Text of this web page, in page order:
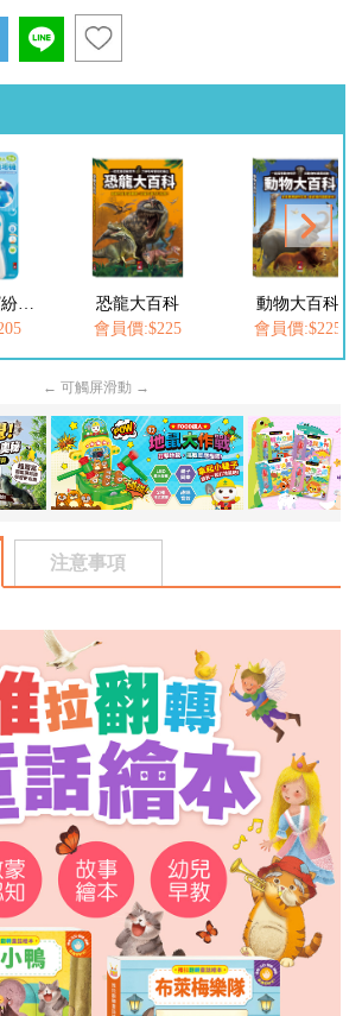
科
動物大百科
會員價:$225
會員價:$252
← 可觸屏滑動 →
注意事項